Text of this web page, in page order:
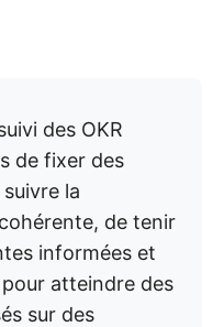
des OKR
de fixer des
la
de tenir
informées et
atteindre des
sur des